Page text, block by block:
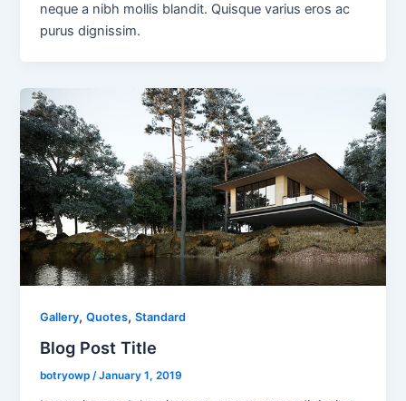
neque a nibh mollis blandit. Quisque varius eros ac
purus dignissim.
Gallery,Quotes,Standard
Blog Post Title
botryowp/January 1, 2019